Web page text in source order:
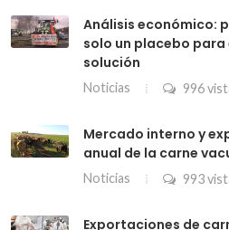
Análisis económico:
solo un placebo para
solución
Noticias 996
Mercado interno y
anual de la carne
Noticias 993
Exportaciones de